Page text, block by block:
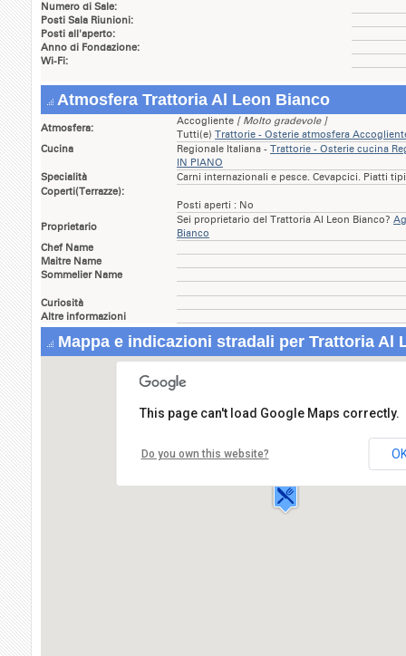
Numero di Sale:
Posti Sala Riunioni:
Posti all'aperto:
Anno di Fondazione:
Wi-Fi:
Atmosfera Trattoria Al Leon Bianco
Atmosfera:
Accogliente [ Molto gradevole ]
Tutti(e) Trattorie - Osterie atmosfera
Cucina
Regionale Italiana - Trattorie - Osterie cucina
IN PIANO
Specialità
Carni internazionali e pesce. Cevapcici. Piatti
Coperti(Terrazze):
Posti aperti : No
Proprietario
Sei proprietario del Trattoria Al Leon Bianco?
Bianco
Chef Name
Maitre Name
Sommelier Name
Curiosità
Altre informazioni
Mappa e indicazioni stradali per Trattoria Al
33080 ROVEREDO IN
This page can't load Google Maps correctly.
Do you own this website?